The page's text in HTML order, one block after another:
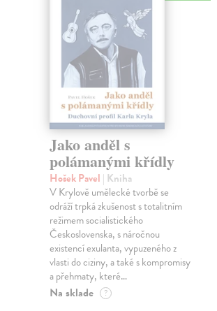
Jako anděl s
polámanými křídly
Hošek Pavel | Kniha
V Krylově umělecké tvorbě se
odráží trpká zkušenost s totalitním
režimem socialistického
Československa, s náročnou
existencí exulanta, vypuzeného z
vlasti do ciziny, a také s kompromisy
a přehmaty, které…
Na sklade ?